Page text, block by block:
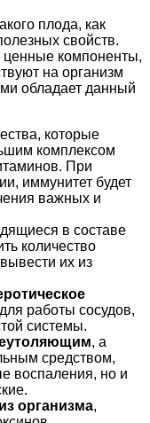
плода, как
свойств.
ценные компоненты,
на организм
обладает данный
которые
комплексом
При
иммунитет будет
важных и
в составе
количество
их из
работы сосудов,
системы.
, а
средством,
воспаления, но и
организма,